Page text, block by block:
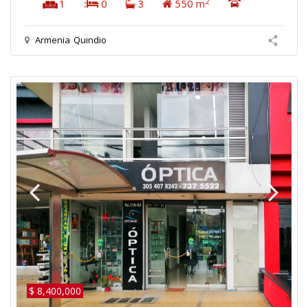
1 : 0 3 550 m
Armenia Quindio
$ 8,400,000